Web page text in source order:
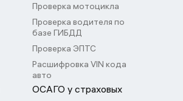
Проверка мотоцикла
Проверка водителя по
базе ГИБДД
Проверка ЭПТС
Расшифровка VIN кода
авто
ОСАГО у страховых